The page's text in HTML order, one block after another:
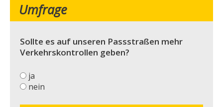
Umfrage
Sollte es auf unseren Passstraßen mehr
Verkehrskontrollen geben?
ja
nein